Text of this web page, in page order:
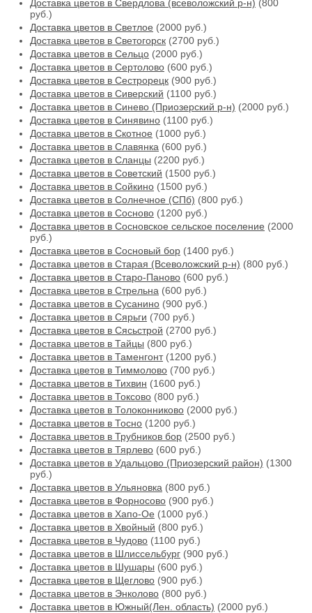
Доставка цветов в Свердлова (всеволожский р-н) (800
руб.)
Доставка цветов в Светлое (2000 руб.)
Доставка цветов в Светогорск (2700 руб.)
Доставка цветов в Сельцо (2000 руб.)
Доставка цветов в Сертолово (600 руб.)
Доставка цветов в Сестрорецк (900 руб.)
Доставка цветов в Сиверский (1100 руб.)
Доставка цветов в Синево (Приозерский р-н) (2000 руб.)
Доставка цветов в Синявино (1100 руб.)
Доставка цветов в Скотное (1000 руб.)
Доставка цветов в Славянка (600 руб.)
Доставка цветов в Сланцы (2200 руб.)
Доставка цветов в Советский (1500 руб.)
Доставка цветов в Сойкино (1500 руб.)
Доставка цветов в Солнечное (СПб) (800 руб.)
Доставка цветов в Сосново (1200 руб.)
Доставка цветов в Сосновское сельское поселение (2000
руб.)
Доставка цветов в Сосновый бор (1400 руб.)
Доставка цветов в Старая (Всеволожский р-н) (800 руб.)
Доставка цветов в Старо-Паново (600 руб.)
Доставка цветов в Стрельна (600 руб.)
Доставка цветов в Сусанино (900 руб.)
Доставка цветов в Сярьги (700 руб.)
Доставка цветов в Сясьстрой (2700 руб.)
Доставка цветов в Тайцы (800 руб.)
Доставка цветов в Таменгонт(1200 руб.)
Доставка цветов в Тиммолово (700 руб.)
Доставка цветов в Тихвин (1600 руб.)
Доставка цветов в Токсово (800 руб.)
Доставка цветов в Толоконниково (2000 руб.)
Доставка цветов в Тосно (1200 руб.)
Доставка цветов в Трубников бор (2500 руб.)
Доставка цветов в Тярлево (600 руб.)
Доставка цветов в Удальцово (Приозерский район) (1300
руб.)
Доставка цветов в Ульяновка (800 руб.)
Доставка цветов в Форносово (900 руб.)
Доставка цветов в Хапо-Ое (1000 руб.)
Доставка цветов в Хвойный (800 руб.)
Доставка цветов в Чудово (1100 руб.)
Доставка цветов в Шлиссельбург (900 руб.)
Доставка цветов в Шушары (600 руб.)
Доставка цветов в Щеглово (900 руб.)
Доставка цветов в Энколово (800 руб.)
Доставка цветов в Южный(Лен. область) (2000 руб.)